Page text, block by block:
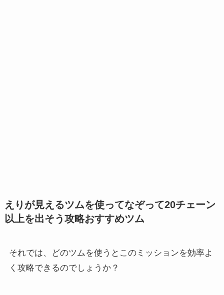
えりが見えるツムを使ってなぞって20チェーン
以上を出そう攻略おすすめツム
それでは、どのツムを使うとこのミッションを効率よ
く攻略できるのでしょうか？